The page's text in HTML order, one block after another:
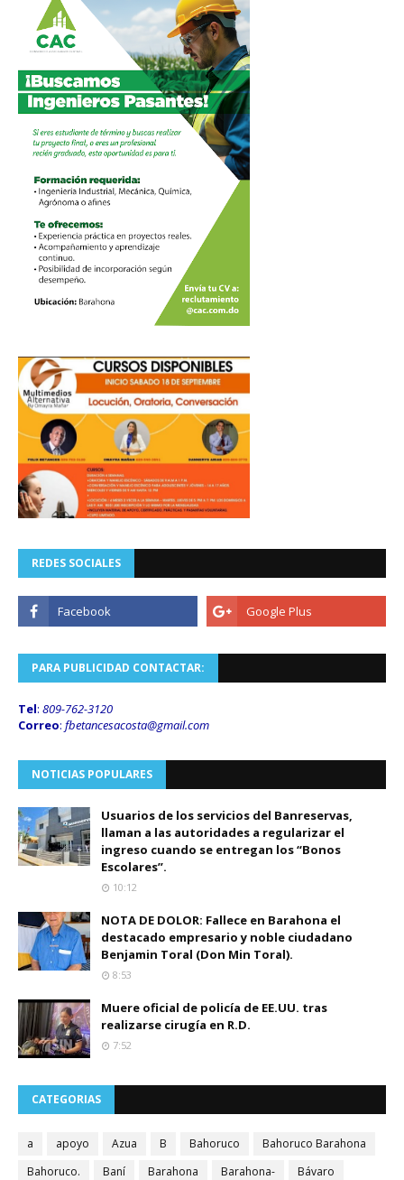
REDES SOCIALES
PARA PUBLICIDAD CONTACTAR:
Tel: 809-762-3120
Correo: fbetancesacosta@gmail.com
NOTICIAS POPULARES
Usuarios de los servicios del Banreservas,
llaman a las autoridades a regularizar el
ingreso cuando se entregan los “Bonos
Escolares”.
10:12
NOTA DE DOLOR: Fallece en Barahona el
destacado empresario y noble ciudadano
Benjamin Toral (Don Min Toral).
8:53
Muere oficial de policía de EE.UU. tras
realizarse cirugía en R.D.
7:52
CATEGORIAS
a apoyo Azua B Bahoruco
Bahoruco Barahona
Bahoruco.
Baní Barahona Barahona-
Bávaro